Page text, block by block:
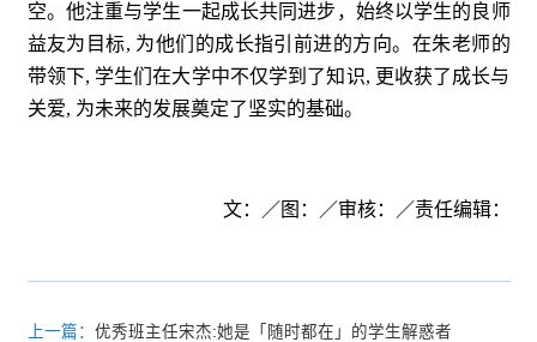
空。他注重与学生一起成长共同进步，始终以学生的良师
益友为目标, 为他们的成长指引前进的方向。在朱老师的
带领下, 学生们在大学中不仅学到了知识, 更收获了成长与
关爱, 为未来的发展奠定了坚实的基础。
文：／图：／审核：／责任编辑：
上一篇： 优秀班主任宋杰:她是「随时都在」的学生解惑者